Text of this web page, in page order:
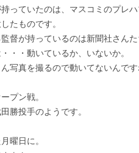
っていたのは、マスコミのプレハ
たものです。
督が持っているのは新聞社さんた
・・動いているか、いないか。
写真を撮るので動いてないんです
プン戦。
勝投手のようです。
曜日に。